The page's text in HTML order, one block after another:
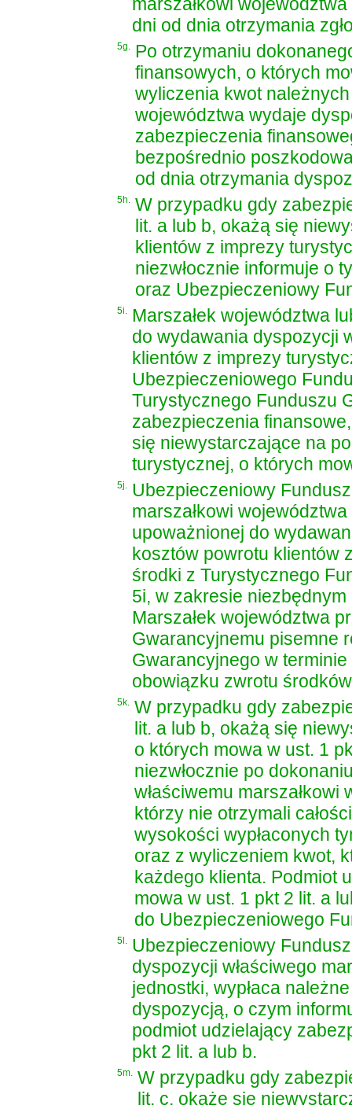
dni od dnia otrzymania
5g.
Po otrzymaniu
finansowych, o których
wyliczenia kwot
województwa wydaje
zabezpieczenia
bezpośrednio
od dnia otrzymania
5h.
W przypadku gdy
lit. a lub b, okażą się
klientów z imprezy
niezwłocznie informuje o
oraz Ubezpieczeniowy
5i.
Marszałek województwa
do wydawania dyspozycji
klientów z imprezy
Ubezpieczeniowego
Turystycznego Funduszu
zabezpieczenia
się niewystarczające na
turystycznej, o których
5j.
Ubezpieczeniowy
marszałkowi
upoważnionej do
kosztów powrotu klientów
środki z Turystycznego
5i, w zakresie
Marszałek województwa
Gwarancyjnemu pisemne
Gwarancyjnego w
obowiązku zwrotu
5k.
W przypadku gdy
lit. a lub b, okażą się
o których mowa w ust. 1
niezwłocznie po
właściwemu
którzy nie otrzymali
wysokości wypłaconych
oraz z wyliczeniem kwot,
każdego klienta. Podmiot
mowa w ust. 1 pkt 2 lit. a
do Ubezpieczeniowego
5l.
Ubezpieczeniowy
dyspozycji właściwego
jednostki, wypłaca
dyspozycją, o czym
podmiot udzielający
pkt 2 lit. a lub b.
5m.
W przypadku gdy
lit. c, okaże się